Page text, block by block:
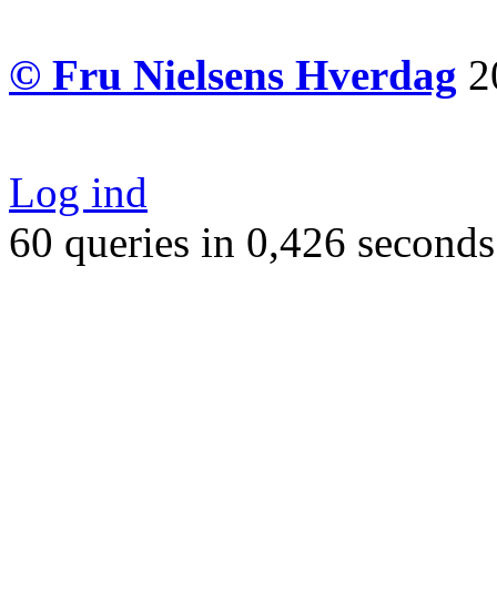
© Fru Nielsens Hverdag
Log ind
60 queries in 0,426